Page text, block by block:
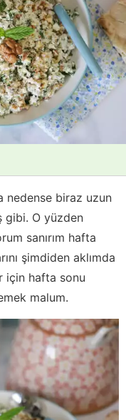
nedense biraz uzun
gibi. O yüzden
sanırım hafta
şimdiden aklımda
için hafta sonu
malum.